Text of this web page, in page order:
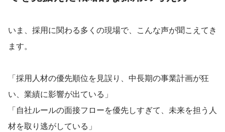
いま、採用に関わる多くの現場で、こんな声が聞こえてき
ます。
「採用人材の優先順位を見誤り、中長期の事業計画が狂
い、業績に影響が出ている」
「自社ルールの面接フローを優先しすぎて、未来を担う人
材を取り逃がしている」